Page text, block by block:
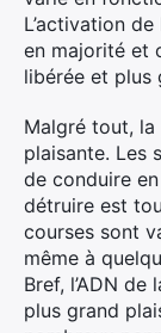
L’activation
en majorité et
libérée et plus
Malgré tout, la
plaisante. Les
de conduire
détruire est
courses sont
même à
Bref, l’ADN
plus grand